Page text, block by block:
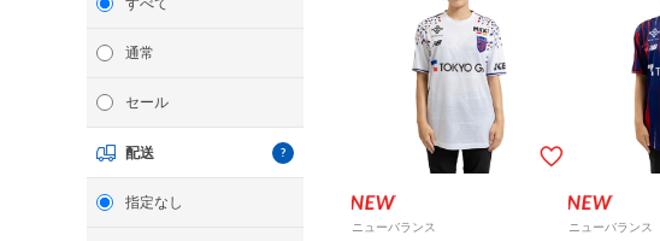
すべて
通常
セール
配送
指定なし
ニューバランス ニューバランス